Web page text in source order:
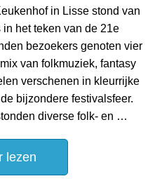
in Lisse stond van
het teken van de 21e
bezoekers genoten vier
van folkmuziek, fantasy
verschenen in kleurrijke
bijzondere festivalsfeer.
diverse folk- en …
lezen